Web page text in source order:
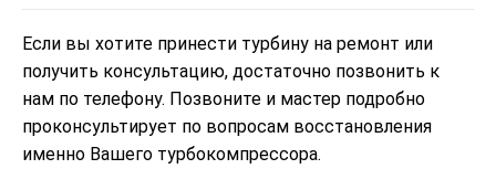
Если вы хотите принести турбину на ремонт или
получить консультацию, достаточно позвонить к
нам по телефону. Позвоните и мастер подробно
проконсультирует по вопросам восстановления
именно Вашего турбокомпрессора.